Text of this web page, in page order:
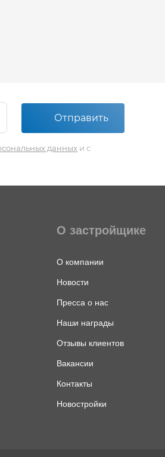
Отправить
данных и с
О застройщике
О компании
Новости
Пресса о нас
Наши награды
Отзывы клиентов
Вакансии
Контакты
Новостройки